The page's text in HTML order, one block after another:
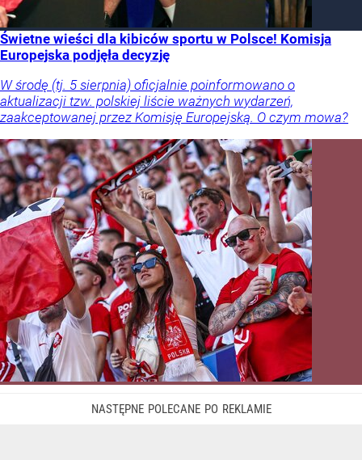
Świetne wieści dla kibiców sportu w Polsce! Komisja
Europejska podjęła decyzję
W środę (tj. 5 sierpnia) oficjalnie poinformowano o
aktualizacji tzw. polskiej liście ważnych wydarzeń,
zaakceptowanej przez Komisję Europejską. O czym mowa?